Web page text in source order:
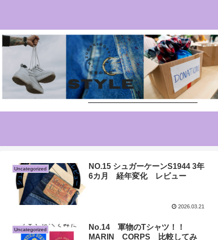
Uncategorized
NO.15 シュガーケーンS1944 3年
6カ月 経年変化 レビュー
2026.03.21
Uncategorized
No.14 軍物のTシャツ！！
MARIN CORPS 比較してみ